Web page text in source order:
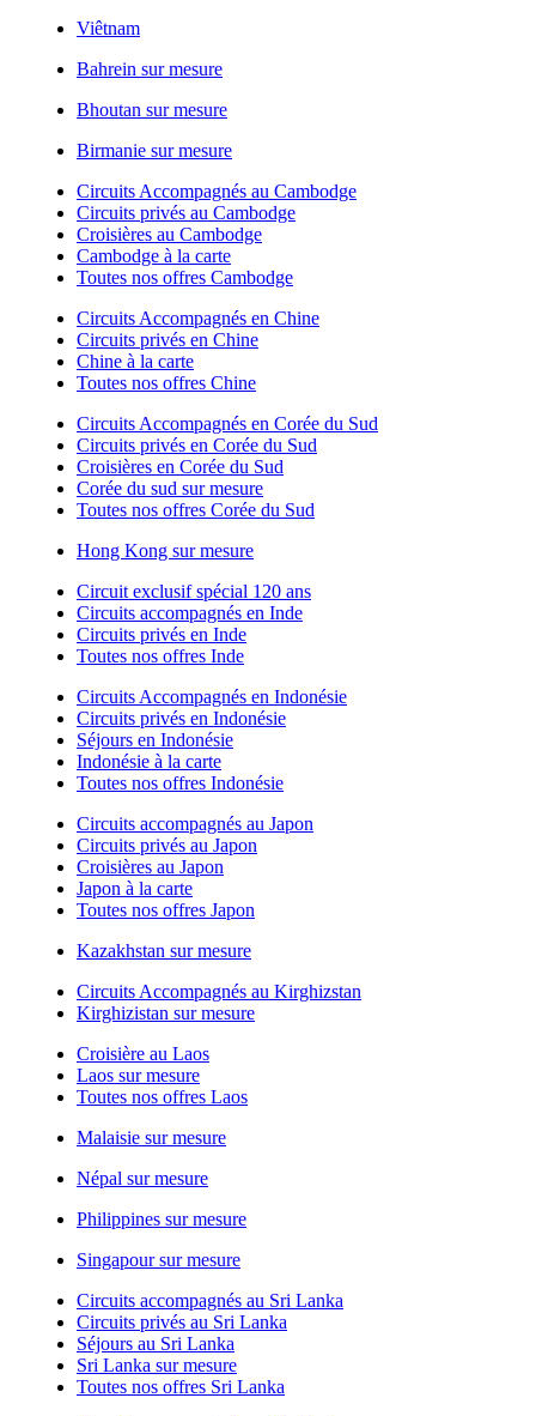
Viêtnam
Bahrein sur mesure
Bhoutan sur mesure
Birmanie sur mesure
Circuits Accompagnés au Cambodge
Circuits privés au Cambodge
Croisières au Cambodge
Cambodge à la carte
Toutes nos offres Cambodge
Circuits Accompagnés en Chine
Circuits privés en Chine
Chine à la carte
Toutes nos offres Chine
Circuits Accompagnés en Corée du Sud
Circuits privés en Corée du Sud
Croisières en Corée du Sud
Corée du sud sur mesure
Toutes nos offres Corée du Sud
Hong Kong sur mesure
Circuit exclusif spécial 120 ans
Circuits accompagnés en Inde
Circuits privés en Inde
Toutes nos offres Inde
Circuits Accompagnés en Indonésie
Circuits privés en Indonésie
Séjours en Indonésie
Indonésie à la carte
Toutes nos offres Indonésie
Circuits accompagnés au Japon
Circuits privés au Japon
Croisières au Japon
Japon à la carte
Toutes nos offres Japon
Kazakhstan sur mesure
Circuits Accompagnés au Kirghizstan
Kirghizistan sur mesure
Croisière au Laos
Laos sur mesure
Toutes nos offres Laos
Malaisie sur mesure
Népal sur mesure
Philippines sur mesure
Singapour sur mesure
Circuits accompagnés au Sri Lanka
Circuits privés au Sri Lanka
Séjours au Sri Lanka
Sri Lanka sur mesure
Toutes nos offres Sri Lanka